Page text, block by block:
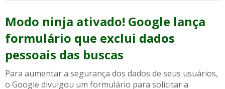
Modo ninja ativado! Google lança
formulário que exclui dados
pessoais das buscas
Para aumentar a segurança dos dados de seus usuários,
o Google divulgou um formulário para solicitar a